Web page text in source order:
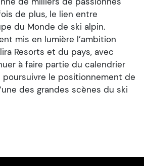
de plus, le lien entre
du Monde de ski alpin.
mis en lumière l’ambition
Resorts et du pays, avec
à faire partie du calendrier
le positionnement de
des grandes scènes du ski